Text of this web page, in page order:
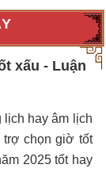
xấu - Luận
hay âm lịch
trợ chọn giờ tốt
2025 tốt hay